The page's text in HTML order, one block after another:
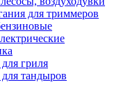
для триммеров
гриля
тандыров